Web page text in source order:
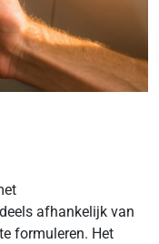
afhankelijk van
formuleren. Het